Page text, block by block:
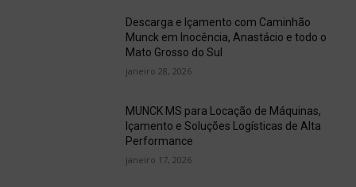
Descarga e Içamento com Caminhão
Munck em Inocência, Anastácio e todo o
Mato Grosso do Sul
janeiro 28, 2026
MUNCK MS para Locação de Máquinas,
Içamento e Soluções Logísticas de Alta
Performance
janeiro 17, 2026